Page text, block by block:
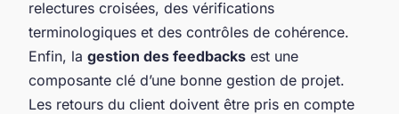
relectures croisées, des vérifications
terminologiques et des contrôles de cohérence.
Enfin, la gestion des feedbacks est une
composante clé d’une bonne gestion de projet.
Les retours du client doivent être pris en compte